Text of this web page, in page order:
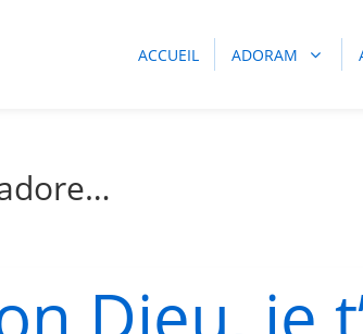
ACCUEIL ADORAM
Dieu, je